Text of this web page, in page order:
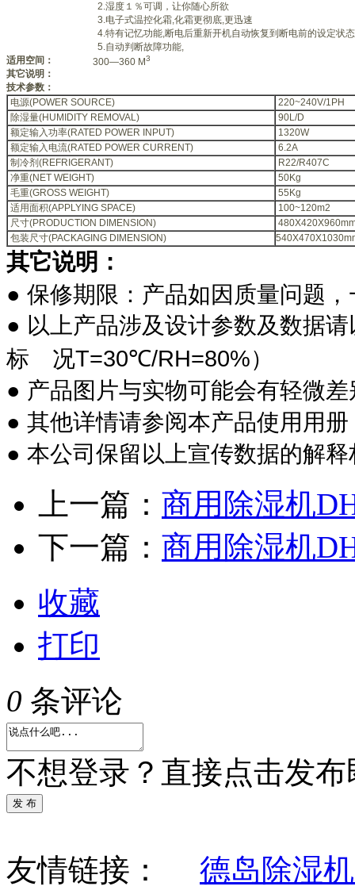
2.湿度１％可调，让你随心所欲
3.电子式温控化霜,化霜更彻底,更迅速
4.特有记忆功能,断电后重新开机自动恢复到断电前的设定状态
5.自动判断故障功能,
适用空间：
300—360 M3
其它说明：
技术参数：
电源(POWER SOURCE)
220~240V/1PH
除湿量(HUMIDITY REMOVAL)
90L/D
额定输入功率(RATED POWER INPUT)
1320W
额定输入电流(RATED POWER CURRENT)
6.2A
制冷剂(REFRIGERANT)
R22/R407C
净重(NET WEIGHT)
50Kg
毛重(GROSS WEIGHT)
55Kg
适用面积(APPLYING SPACE)
100~120m2
尺寸(PRODUCTION DIMENSION)
包装尺寸(PACKAGING DIMENSION)
其它说明：
● 保修期限：产品如因质量问题
● 以上产品涉及设计参数及数据
标 况T=30℃/RH=80%）
● 产品图片与实物可能会有轻微
● 其他详情请参阅本产品使用用册
● 本公司保留以上宣传数据的解释
上一篇： 商用除湿机
下一篇： 商用除湿机
收藏
打印
0 条评论
不想登录？直接点击发
发 布
友情链接： 德岛除湿